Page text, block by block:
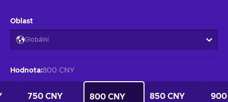
Oblast
Globální
Hodnota:800 CNY
750 CNY 800 CNY 850 CNY 900